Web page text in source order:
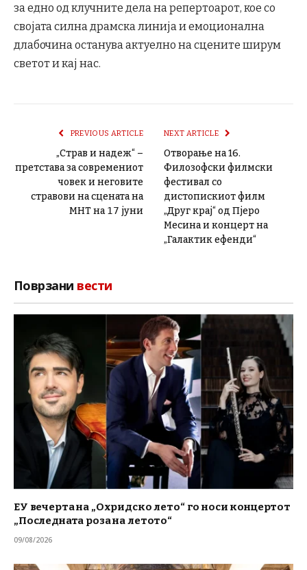
за едно од клучните дела на репертоарот, кое со
својата силна драмска линија и емоционална
длабочина останува актуелно на сцените ширум
светот и кај нас.
PREVIOUS ARTICLE
„Страв и надеж“ –
претстава за современиот
човек и неговите
стравови на сцената на
МНТ на 𝟣𝟩 јуни
NEXT ARTICLE
Отворање на 16.
Филозофски филмски
фестивал со
дистопискиот филм
„Друг крај“ од Пјеро
Месина и концерт на
„Галактик ефенди“
Поврзани вести
ЕУ вечерта на „Охридско лето“ го носи концертот
„Последната роза на летото“
09/08/2026